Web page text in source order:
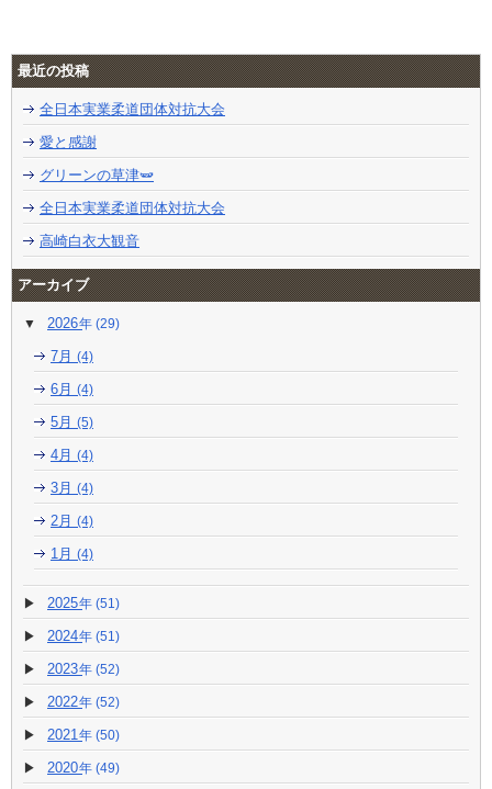
最近の投稿
全日本実業柔道団体対抗大会
愛と感謝
グリーンの草津🫛
全日本実業柔道団体対抗大会
高崎白衣大観音
アーカイブ
2026 (29)
7月 (4)
6月 (4)
5月 (5)
4月 (4)
3月 (4)
2月 (4)
1月 (4)
2025 (51)
2024 (51)
2023 (52)
2022 (52)
2021 (50)
2020 (49)